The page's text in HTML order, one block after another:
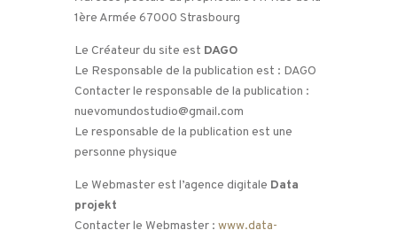
1ère Armée 67000 Strasbourg
Le Créateur du site est DAGO
Le Responsable de la publication est : DAGO
Contacter le responsable de la publication :
nuevomundostudio@gmail.com
Le responsable de la publication est une
personne physique
Le Webmaster est l’agence digitale Data
projekt
Contacter le Webmaster : www.data-